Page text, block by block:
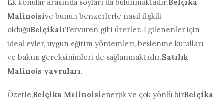
Ek konular arasında soyları da bulunmaktadır.Belçika
Malinoisive bunun benzerlerle nasıl ilişkili
olduğuBelçikalıTervuren gibi ürerler. İlgilenenler için
ideal evler, uygun eğitim yöntemleri, beslenme kuralları
ve bakım gereksinimleri de sağlanmaktadır.Satılık
Malinois yavruları.
Özetle,Belçika Malinoisienerjik ve çok yönlü birBelçika